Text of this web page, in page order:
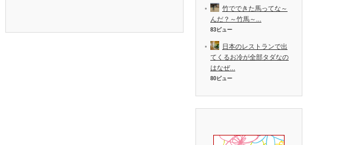
竹でできた馬ってな～
んだ？～竹馬～...
83ビュー
日本のレストランで出
てくるお冷が全部タダなの
はなぜ...
80ビュー